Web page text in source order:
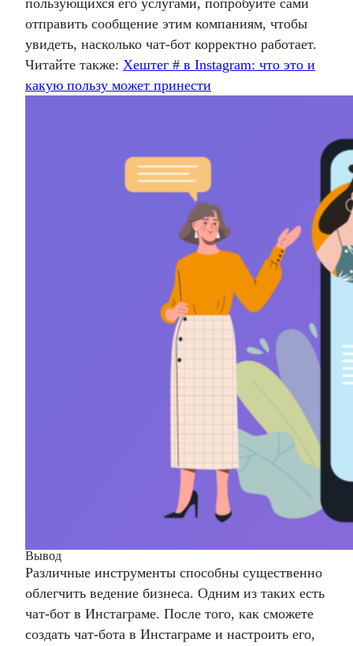
пользующихся его услугами, попробуйте сами
отправить сообщение этим компаниям, чтобы
увидеть, насколько чат-бот корректно работает.
Читайте также: Хештег # в Instagram: что это и
какую пользу может принести
Вывод
Различные инструменты способны существенно
облегчить ведение бизнеса. Одним из таких есть
чат-бот в Инстаграме. После того, как сможете
создать чат-бота в Инстаграме и настроить его,